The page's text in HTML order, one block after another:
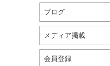
ブログ
メディア掲載
会員登録